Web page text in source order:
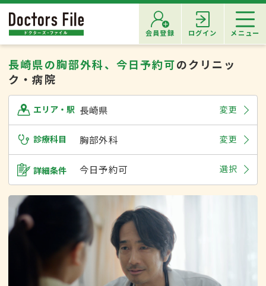
会員登録 ログイン メニュー
長崎県の胸部外科、今日予約可のクリニッ
ク・病院
エリア・駅 長崎県 変更
診療科目 胸部外科 変更
詳細条件 今日予約可 選択